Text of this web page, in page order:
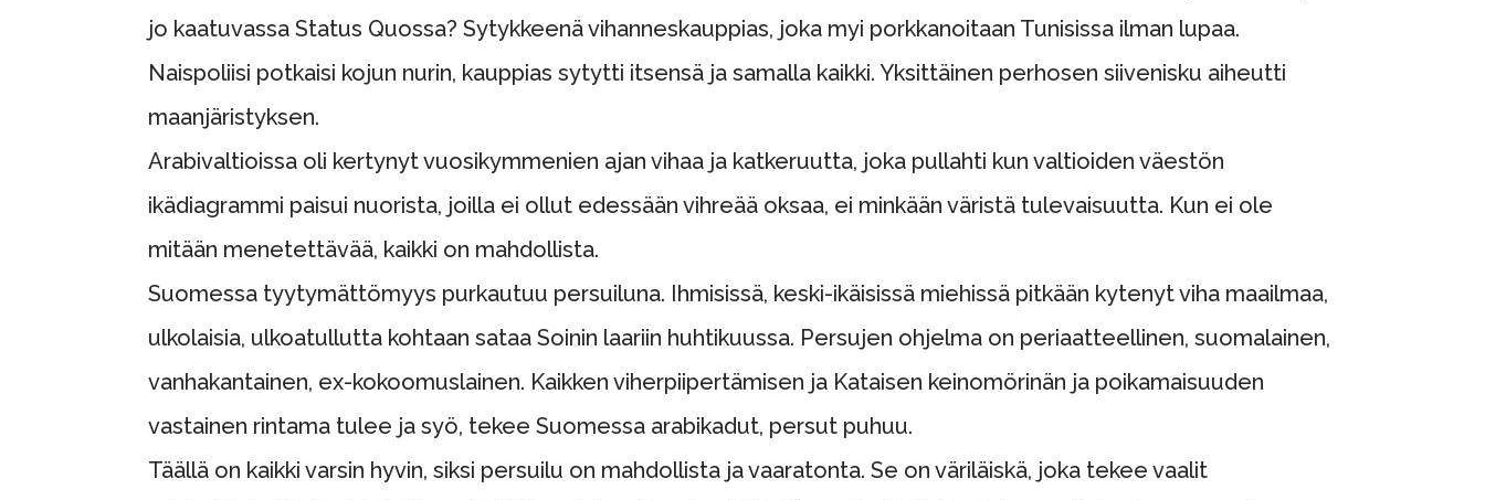
jo kaatuvassa Status Quossa? Sytykkeenä vihanneskauppias, joka myi porkkanoitaan Tunisissa ilman lupaa.
Naispoliisi potkaisi kojun nurin, kauppias sytytti itsensä ja samalla kaikki. Yksittäinen perhosen siivenisku aiheutti
maanjäristyksen.
Arabivaltioissa oli kertynyt vuosikymmenien ajan vihaa ja katkeruutta, joka pullahti kun valtioiden väestön
ikädiagrammi paisui nuorista, joilla ei ollut edessään vihreää oksaa, ei minkään väristä tulevaisuutta. Kun ei ole
mitään menetettävää, kaikki on mahdollista.
Suomessa tyytymättömyys purkautuu persuiluna. Ihmisissä, keski-ikäisissä miehissä pitkään kytenyt viha maailmaa,
ulkolaisia, ulkoatullutta kohtaan sataa Soinin laariin huhtikuussa. Persujen ohjelma on periaatteellinen, suomalainen,
vanhakantainen, ex-kokoomuslainen. Kaikken viherpiipertämisen ja Kataisen keinomörinän ja poikamaisuuden
vastainen rintama tulee ja syö, tekee Suomessa arabikadut, persut puhuu.
Täällä on kaikki varsin hyvin, siksi persuilu on mahdollista ja vaaratonta. Se on väriläiskä, joka tekee vaalit